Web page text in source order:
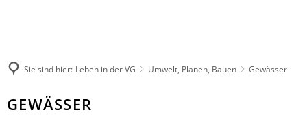
Unsere Verbandsgemeinde
Aktuelles
Sie sind hier: Leben in der VG Umwelt, Planen, Bauen Gewässer
Gewässer
GEWÄSSER